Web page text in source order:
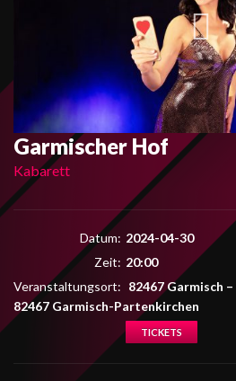
Garmischer Hof
Kabarett
Datum: 2024-04-30
Zeit: 20:00
Veranstaltungsort: 82467 Garmisch –
82467 Garmisch-Partenkirchen
TICKETS